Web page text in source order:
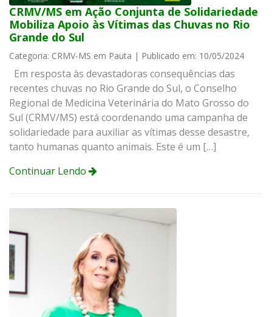
CRMV/MS em Ação Conjunta de Solidariedade
Mobiliza Apoio às Vítimas das Chuvas no Rio
Grande do Sul
Categoria: CRMV-MS em Pauta | Publicado em: 10/05/2024
Em resposta às devastadoras consequências das
recentes chuvas no Rio Grande do Sul, o Conselho
Regional de Medicina Veterinária do Mato Grosso do
Sul (CRMV/MS) está coordenando uma campanha de
solidariedade para auxiliar as vítimas desse desastre,
tanto humanas quanto animais. Este é um […]
Continuar Lendo